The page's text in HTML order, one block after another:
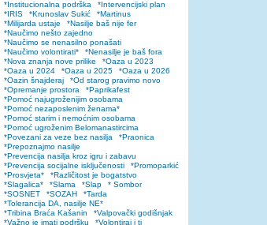
*Institucionalna podrška
*Intervencijski plan
*IRIS
*Krunoslav Sukić
*Martinus
*Milijarda ustaje
*Nasilje baš nije fer
*Naučimo nešto zajedno
*Naučimo se nenasilno ponašati
*Naučimo volontirati*
*Nenasilje je baš fora
*Nova znanja nove prilike
*Oaza u 2023
*Oaza u 2024
*Oaza u 2025
*Oaza u 2026
*Oazin šnajderaj
*Od starog pravimo novo
*Opremanje prostora
*Paprikafest
*Pomoć najugroženijim osobama
*Pomoć nezaposlenim ženama*
*Pomoć starim i nemoćnim osobama
*Pomoć ugroženim Belomanastircima
*Povezani za veze bez nasilja
*Praonica
*Prepoznajmo nasilje
*Prevencija nasilja kroz igru i zabavu
*Prevencija socijalne isključenosti
*Promoparkić
*Prosvjeta*
*Različitost je bogatstvo
*Slagalica*
*Slama *Slap
* Sombor
*SOSNET
*SOZAH
*Tarda
*Tolerancija DA, nasilje NE*
*Tribina Braća Kašanin
*Valpovački godišnjak
*Važno je imati podršku
*Volontiraj i ti